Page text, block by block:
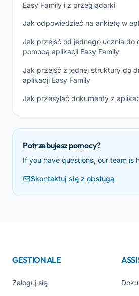
Easy Family i z przeglądarki
Jak odpowiedzieć na ankietę w
Jak przejść od jednego ucznia do
pomocą aplikacji Easy Family
Jak przejść z jednej struktury do
aplikacji Easy Family
Jak przesyłać dokumenty z
Potrzebujesz pomocy?
If you have questions, our team is
Skontaktuj się z obsługą
GESTIONALE
Zaloguj się